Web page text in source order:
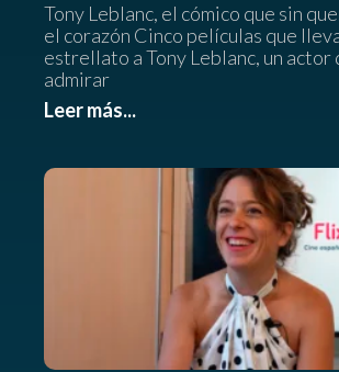
Tony Leblanc, el cómico que sin
el corazón Cinco películas que
estrellato a Tony Leblanc, un actor
admirar
Leer más...